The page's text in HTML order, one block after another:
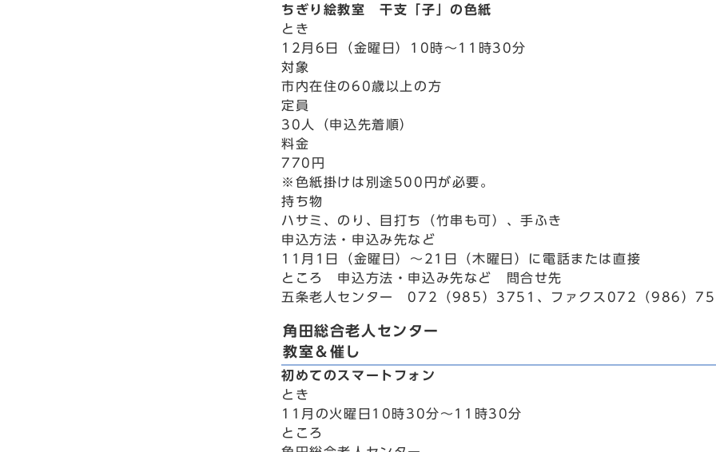
ちぎり絵教室 干支「子」の色紙
とき
12月6日（金曜日）10時～11時30分
対象
市内在住の60歳以上の方
定員
30人（申込先着順）
料金
770円
※色紙掛けは別途500円が必要。
持ち物
ハサミ、のり、目打ち（竹串も可）、手ふき
申込方法・申込み先など
11月1日（金曜日）～21日（木曜日）に電話または直接
ところ 申込方法・申込み先など 問合せ先
五条老人センター 072（985）3751、ファクス072（986）
角田総合老人センター
教室＆催し
初めてのスマートフォン
とき
11月の火曜日10時30分～11時30分
ところ